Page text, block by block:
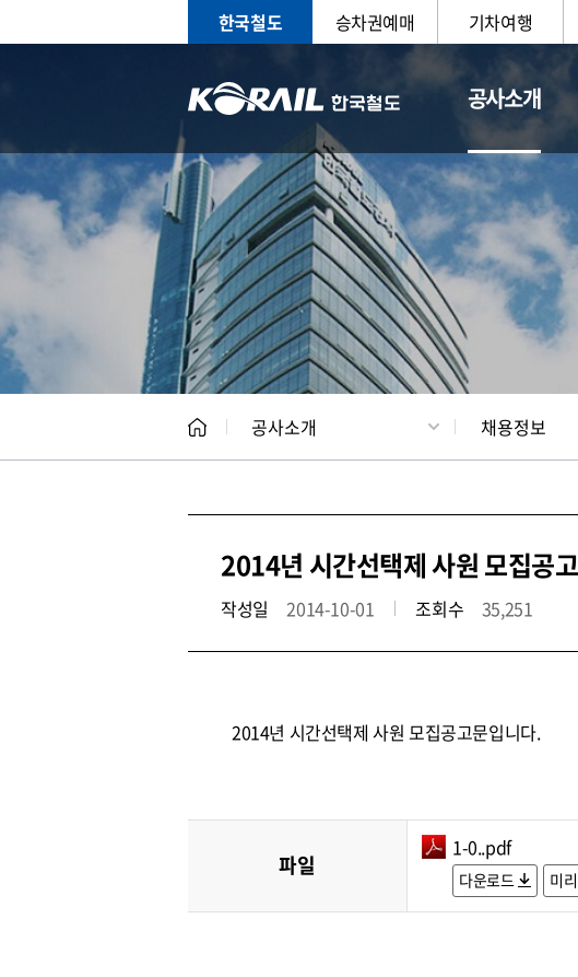
한국철도 승차권예매 기차여행
공사소개
CEO 일반현황
공사소개 채용정보
2014년 시간선택제 사원 모집공고
작성일 2014-10-01 조회수 35,251
2014년 시간선택제 사원 모집공고문입니다.
파일
1-0..pdf
다운로드 미